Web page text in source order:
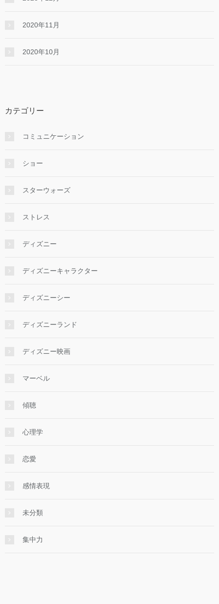
2020年11月
2020年10月
カテゴリー
コミュニケーション
ショー
スターウォーズ
ストレス
ディズニー
ディズニーキャラクター
ディズニーシー
ディズニーランド
ディズニー映画
マーベル
傾聴
心理学
恋愛
感情表現
未分類
集中力